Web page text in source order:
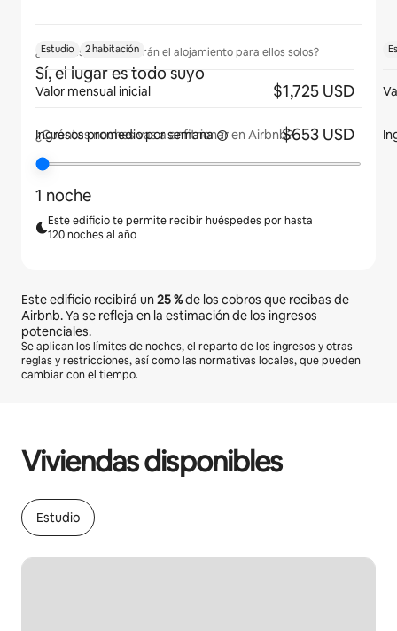
¿Los huéspedes tendrán el alojamiento para ellos solos?
Sí, el lugar es todo suyo
¿Cuántas noches vas a anfitrionar en Airbnb?
1 noche
Este edificio te permite recibir huéspedes por hasta
120 noches al año
Este edificio recibirá un25 %de los cobros que recibas de
Airbnb. Ya se refleja en la estimación de los ingresos
potenciales.
Se aplican los límites de noches, el reparto de los ingresos y otras
reglas y restricciones, así como las normativas locales, que pueden
cambiar con el tiempo.
Viviendas disponibles
Estudio
Estudio 2 habitación
Valor mensual inicial $1,725 USD
Ingresos promediopor semana $653 USD